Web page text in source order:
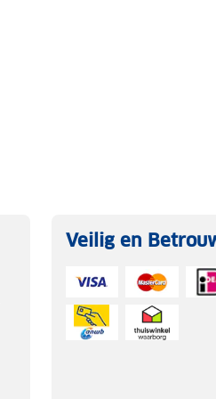
Veilig en